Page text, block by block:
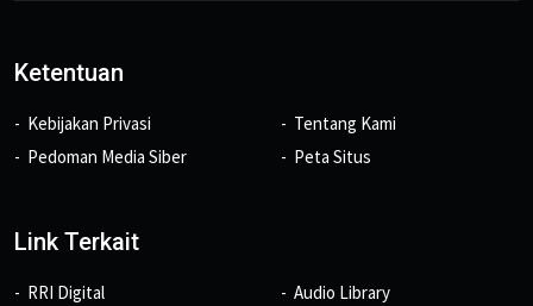
Ketentuan
Kebijakan Privasi
Pedoman Media Siber
Tentang Kami
Peta Situs
Link Terkait
RRI Digital
Audio Library